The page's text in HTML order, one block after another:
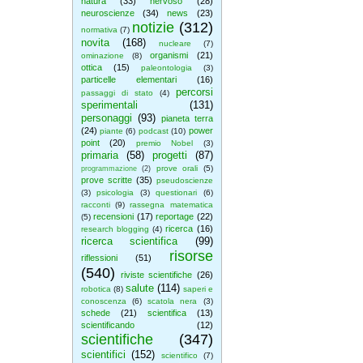
neuroscienze
(34) news (23)
normativa (7) notizie (312)
novita (168) nucleare
(7)
ominazione
(8) organismi
(21)
ottica
(15) paleontologia (3)
particelle elementari (16)
passaggi di stato (4)
percorsi
sperimentali
(131)
personaggi (93)
pianeta terra
(24) piante (6) podcast (10) power
point
(20) premio Nobel (3)
primaria (58) progetti (87)
programmazione (2) prove orali (5)
prove scritte (35) pseudoscienze
(3)
psicologia (3) questionari
(6)
racconti (9) rassegna matematica
(5) recensioni (17) reportage (22)
research blogging (4) ricerca (16)
ricerca scientifica (99)
riflessioni (51)
risorse
(540)
riviste scientifiche (26)
robotica (8) salute (114) saperi e
conoscenza
(6) scatola nera (3)
schede (21) scientifica
(13)
scientificando
(12)
scientifiche (347)
scientifici (152) scientifico (7)